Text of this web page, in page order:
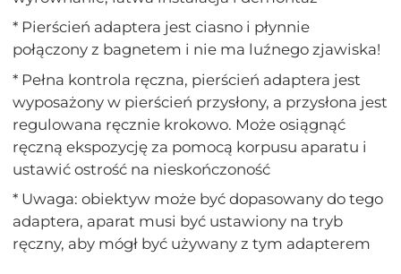
* Pierścień adaptera jest ciasno i płynnie
połączony z bagnetem i nie ma luźnego zjawiska!
* Pełna kontrola ręczna, pierścień adaptera jest
wyposażony w pierścień przysłony, a przysłona jest
regulowana ręcznie krokowo. Może osiągnąć
ręczną ekspozycję za pomocą korpusu aparatu i
ustawić ostrość na nieskończoność
* Uwaga: obiektyw może być dopasowany do tego
adaptera, aparat musi być ustawiony na tryb
ręczny, aby mógł być używany z tym adapterem